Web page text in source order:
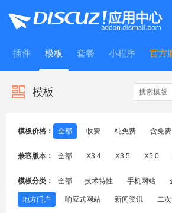
插件 模板 套餐 小程序 官方
WitFrame
模板
模板价格： 全部 收费 纯免费 含免费
兼容版本： 全部 X3.4 X3.5 X5.0
模板分类： 全部 技术特性 手机网站
地方门户 响应式网站 新闻资讯 二